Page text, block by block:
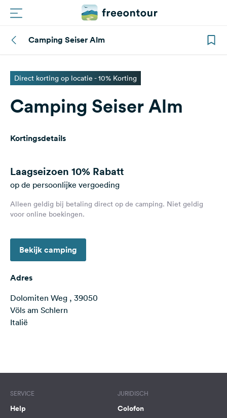
Routes
Campings
Magazine
Inloggen
Nieuwsbrief
Feedback
Taal:
Volg
ons
op
social
Camping Seiser Alm
Direct korting op locatie - 10% Korting
Camping Seiser Alm
Kortingsdetails
Laagseizoen 10% Rabatt
op de persoonlijke vergoeding
Alleen geldig bij betaling direct op de camping. Niet geldig
voor online boekingen.
Bekijk camping
Adres
Dolomiten Weg , 39050
Völs am Schlern
Italië
SERVICE
Help
JURIDISCH
Colofon